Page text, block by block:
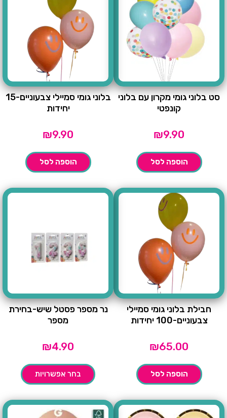
סט בלוני גומי מקרון עם בלוני
קונפטי
₪9.90
הוספה לסל
בלוני גומי סמיילי צבעוניים-15
יחידות
₪9.90
הוספה לסל
חבילת בלוני גומי סמיילי
צבעוניים-100 יחידות
₪65.00
הוספה לסל
נר מספר פסטל שיש-בחירת
מספר
₪4.90
בחר אפשרויות